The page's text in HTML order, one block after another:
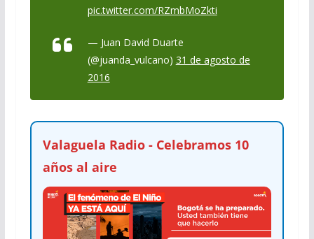
pic.twitter.com/RZmbMoZkti
— Juan David Duarte
(@juanda_vulcano) 31 de agosto de
2016
Valaguela Radio - Celebramos 10
años al aire